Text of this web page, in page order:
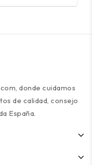
donde cuidamos
de calidad, consejo
España.